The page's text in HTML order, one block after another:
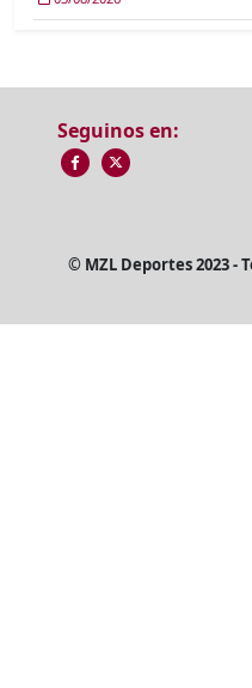
Seguinos en:
© MZL Deportes 2023 -